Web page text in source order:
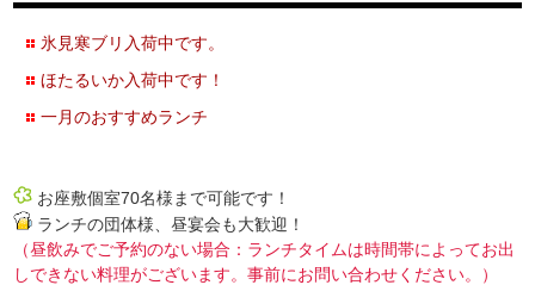
氷見寒ブリ入荷中です。
ほたるいか入荷中です！
一月のおすすめランチ
お座敷個室70名様まで可能です！
ランチの団体様、昼宴会も大歓迎！
（昼飲みでご予約のない場合：ランチタイムは時間帯によってお出
しできない料理がございます。事前にお問い合わせください。）